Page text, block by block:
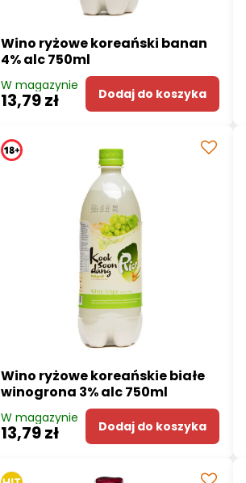
Wino ryżowe koreański banan
4% alc 750ml
W magazynie
13,79 zł Dodaj do koszyka
Wino ryżowe koreańskie białe
winogrona 3% alc 750ml
W magazynie
13,79 zł Dodaj do koszyka